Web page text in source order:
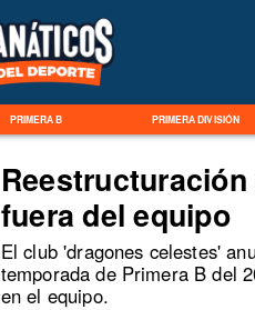
PRIMERA B PRIMERA DIVISIÓN
fuera del equipo
El club 'dragones celestes'
temporada de Primera B del
en el equipo.